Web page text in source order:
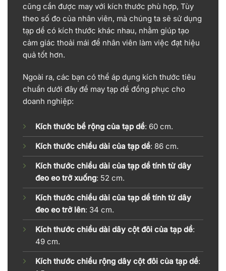
cũng cần được may với kích thước phù hợp, Tùy
theo số đo của nhân viên, mà chúng ta sẽ sử dụng
tạp dề có kích thước khác nhau, nhằm giúp tạo
cảm giác thoải mái để nhân viên làm việc đạt hiệu
quả tốt hơn.
Ngoài ra, các bạn có thể áp dụng kích thước tiêu
chuẩn dưới đây để may tạp dề đồng phục cho
doanh nghiệp:
Kích thước bề rộng của tạp dề: 60 cm.
Kích thước chiều dài của tạp dề: 86 cm.
Kích thước chiều dài của tạp dề tính từ dây
đeo eo trở xuống: 52 cm.
Kích thước chiều dài của tạp dề tính từ dây
đeo eo trở lên: 34 cm.
Kích thước chiều dài dây cột đôi của tạp dề:
49 cm.
Kích thước chiều rộng dây cột đôi của tạp dề: